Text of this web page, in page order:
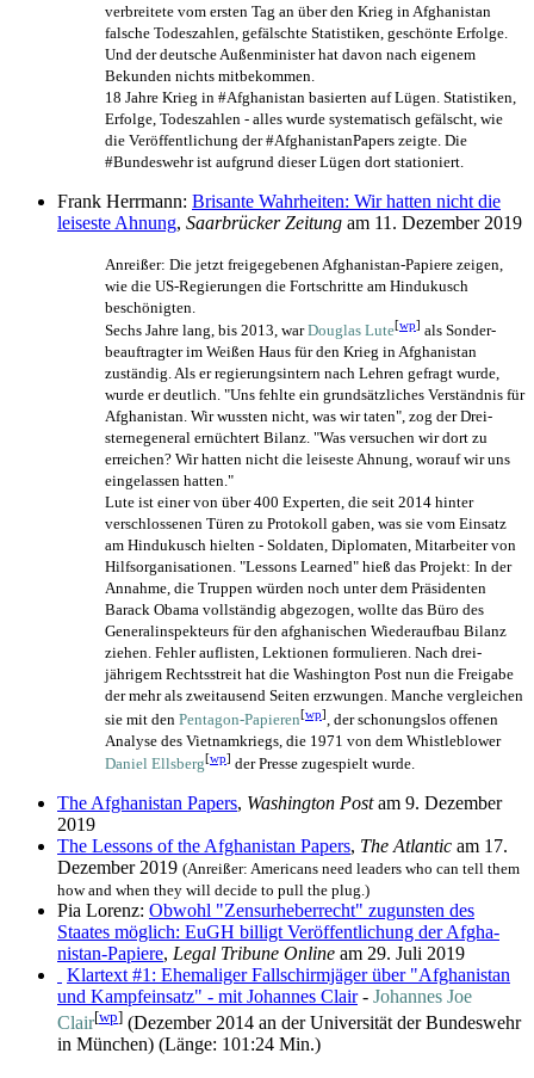
verbreitete vom ersten Tag an über den Krieg in Afghanistan
falsche Todeszahlen, gefälschte Statistiken, geschönte Erfolge.
Und der deutsche Außenminister hat davon nach eigenem
Bekunden nichts mitbekommen.
18 Jahre Krieg in #Afghanistan basierten auf Lügen. Statistiken,
Erfolge, Todeszahlen - alles wurde systematisch gefälscht, wie
die Veröffentlichung der #AfghanistanPapers zeigte. Die
#Bundeswehr ist aufgrund dieser Lügen dort stationiert.
Frank Herrmann: Brisante Wahrheiten: Wir hatten nicht die
leiseste Ahnung, Saarbrücker Zeitung am 11. Dezember 2019
Anreißer: Die jetzt freigegebenen Afghanistan-Papiere zeigen,
wie die US-Regierungen die Fortschritte am Hindukusch
beschönigten.
Sechs Jahre lang, bis 2013, warDouglas Lute[wp] als Sonder­
beauftragter im Weißen Haus für den Krieg in Afghanistan
zuständig. Als er regierungs­intern nach Lehren gefragt wurde,
wurde er deutlich. "Uns fehlte ein grund­sätzliches Verständnis für
Afghanistan. Wir wussten nicht, was wir taten", zog der Drei­
sterne­general ernüchtert Bilanz. "Was versuchen wir dort zu
erreichen? Wir hatten nicht die leiseste Ahnung, worauf wir uns
eingelassen hatten."
Lute ist einer von über 400 Experten, die seit 2014 hinter
verschlossenen Türen zu Protokoll gaben, was sie vom Einsatz
am Hindukusch hielten - Soldaten, Diplomaten, Mitarbeiter von
Hilfs­organisationen. "Lessons Learned" hieß das Projekt: In der
Annahme, die Truppen würden noch unter dem Präsidenten
Barack Obama vollständig abgezogen, wollte das Büro des
General­inspekteurs für den afghanischen Wieder­aufbau Bilanz
ziehen. Fehler auflisten, Lektionen formulieren. Nach drei­
jährigem Rechtsstreit hat die Washington Post nun die Freigabe
der mehr als zwei­tausend Seiten erzwungen. Manche vergleichen
sie mit den Pentagon-Papieren[wp] , der schonungslos offenen
Analyse des Vietnamkriegs, die 1971 von dem Whistle­blower
Daniel Ellsberg[wp] der Presse zugespielt wurde.
The Afghanistan Papers, Washington Postam 9. Dezember
2019
The Lessons of the Afghanistan Papers, The Atlantic am 17.
Dezember 2019 (Anreißer: Americans need leaders who can tell them
how and when they will decide to pull the plug.)
Pia Lorenz: Obwohl "Zensurheberrecht" zugunsten des
Staates möglich: EuGH bil­ligt Ver­öf­f­ent­li­chung der Afg­ha­
nistan-Papiere, Legal Tribune Online am 29. Juli 2019
Klartext #1: Ehemaliger Fallschirmjäger über "Afghanistan
und Kampfeinsatz" - mit Johannes Clair- Johannes Joe
Clair[wp] (Dezember 2014 an der Universität der Bundeswehr
in München) (Länge: 101:24 Min.)